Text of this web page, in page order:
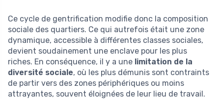
Ce cycle de gentrification modifie donc la composition
sociale des quartiers. Ce qui autrefois était une zone
dynamique, accessible à différentes classes sociales,
devient soudainement une enclave pour les plus
riches. En conséquence, il y a une limitation de la
diversité sociale, où les plus démunis sont contraints
de partir vers des zones périphériques ou moins
attrayantes, souvent éloignées de leur lieu de travail.